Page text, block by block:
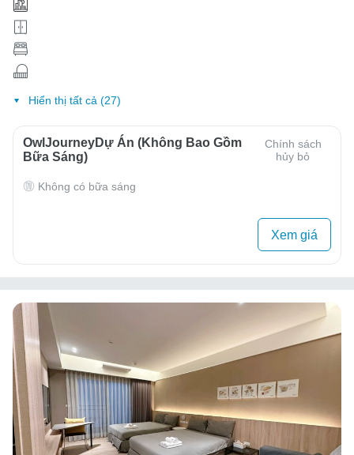
Hiển thị tất cả (27)
OwlJourneyDự Án (Không Bao Gồm
Bữa Sáng)
Chính sách
hủy bỏ
Không có bữa sáng
Xem giá